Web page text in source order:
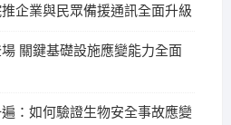
企業與民眾備援通訊全面升級
關鍵基礎設施應變能力全面
：如何驗證生物安全事故應變